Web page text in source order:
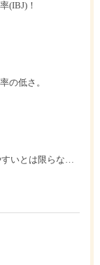
(IBJ)！
の低さ。
年収1000万円でも成婚しやすいとは限らない? 「年収帯別の成婚率」のリアル